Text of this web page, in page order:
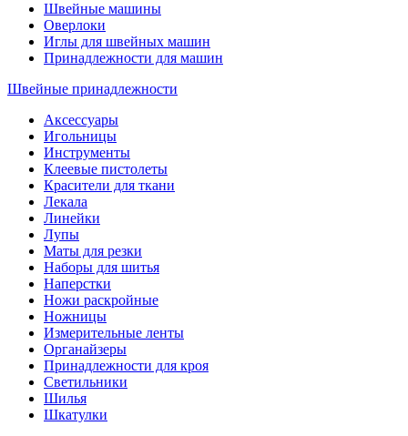
Швейные машины
Оверлоки
Иглы для швейных машин
Принадлежности для машин
Швейные принадлежности
Аксессуары
Игольницы
Инструменты
Клеевые пистолеты
Красители для ткани
Лекала
Линейки
Лупы
Маты для резки
Наборы для шитья
Наперстки
Ножи раскройные
Ножницы
Измерительные ленты
Органайзеры
Принадлежности для кроя
Светильники
Шилья
Шкатулки